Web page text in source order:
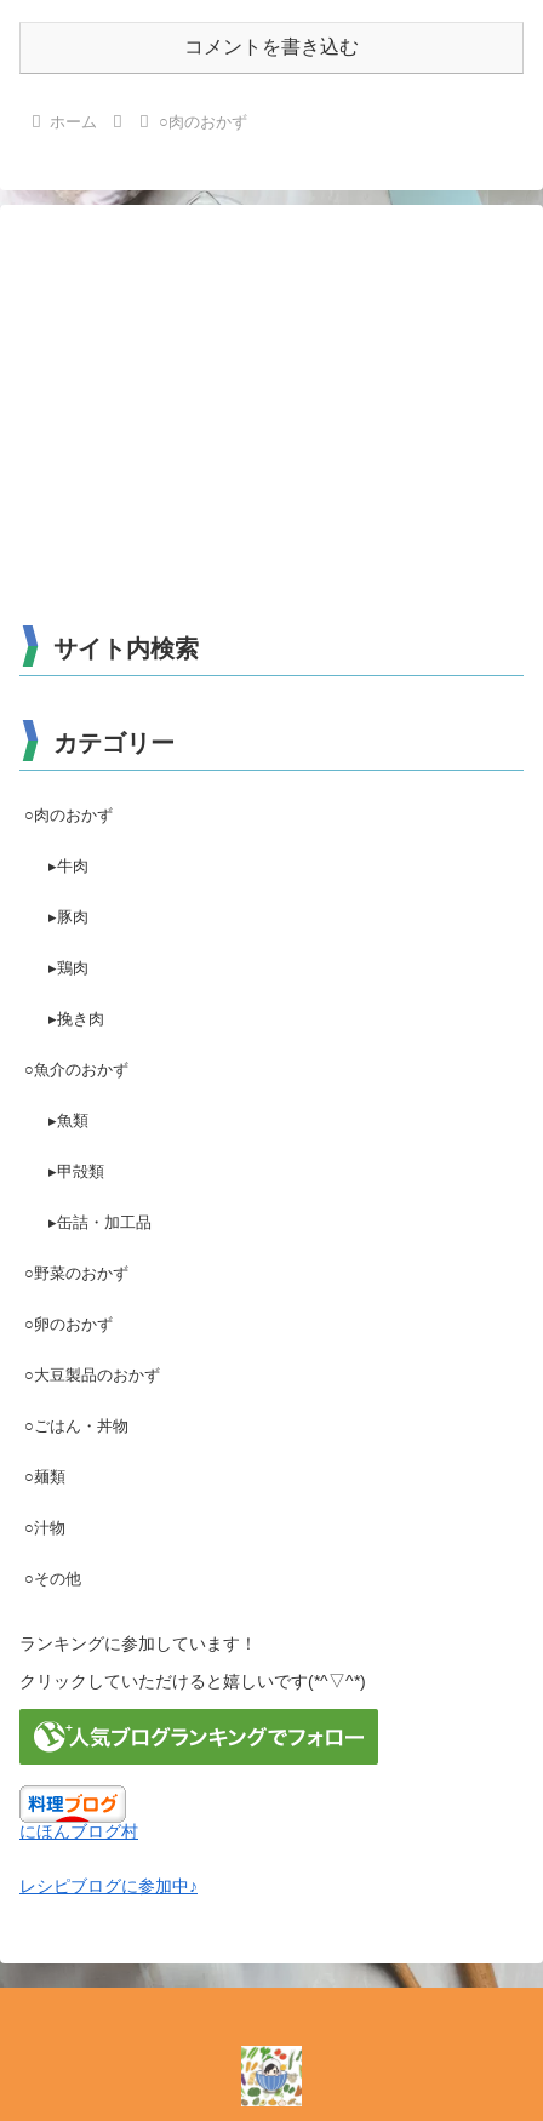
コメントを書き込む
ホーム ○肉のおかず
サイト内検索
カテゴリー
○肉のおかず
▸牛肉
▸豚肉
▸鶏肉
▸挽き肉
○魚介のおかず
▸魚類
▸甲殻類
▸缶詰・加工品
○野菜のおかず
○卵のおかず
○大豆製品のおかず
○ごはん・丼物
○麺類
○汁物
○その他
ランキングに参加しています！
クリックしていただけると嬉しいです(*^▽^*)
にほんブログ村
レシピブログに参加中♪